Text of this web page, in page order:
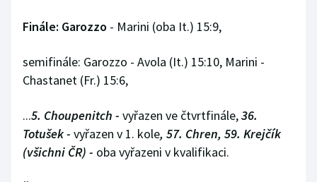
Finále: Garozzo - Marini (oba It.) 15:9,
semifinále: Garozzo - Avola (It.) 15:10, Marini -
Chastanet (Fr.) 15:6,
...5. Choupenitch - vyřazen ve čtvrtfinále,36.
Totušek - vyřazen v 1. kole, 57. Chren, 59. Krejčík
(všichni ČR) - oba vyřazeni v kvalifikaci.